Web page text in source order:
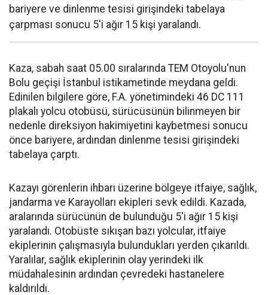
bariyere ve dinlenme tesisi girişindeki tabelaya
çarpması sonucu 5'i ağır 15 kişi yaralandı.
Kaza, sabah saat 05.00 sıralarında TEM Otoyolu'nun
Bolu geçişi İstanbul istikametinde meydana geldi.
Edinilen bilgilere göre, F.A. yönetimindeki 46 DC 111
plakalı yolcu otobüsü, sürücüsünün bilinmeyen bir
nedenle direksiyon hakimiyetini kaybetmesi sonucu
önce bariyere, ardından dinlenme tesisi girişindeki
tabelaya çarptı.
Kazayı görenlerin ihbarı üzerine bölgeye itfaiye, sağlık,
jandarma ve Karayolları ekipleri sevk edildi. Kazada,
aralarında sürücünün de bulunduğu 5'i ağır 15 kişi
yaralandı. Otobüste sıkışan bazı yolcular, itfaiye
ekiplerinin çalışmasıyla bulundukları yerden çıkarıldı.
Yaralılar, sağlık ekiplerinin olay yerindeki ilk
müdahalesinin ardından çevredeki hastanelere
kaldırıldı.